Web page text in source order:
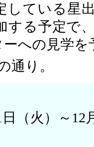
している星
する予定で
への見学を
通り。
日（火）～12